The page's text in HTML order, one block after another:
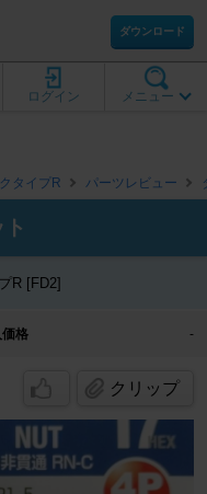
ダウンロード
メニュー
ログイン
タイプR パーツレビュー
R [FD2]
価格 -
クリップ